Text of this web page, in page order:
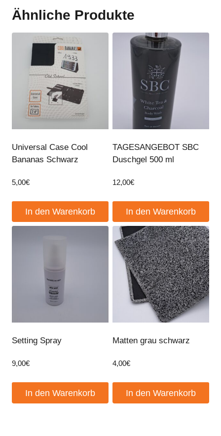
Ähnliche Produkte
Universal Case Cool
Bananas Schwarz
5,00€
In den Warenkorb
TAGESANGEBOT SBC
Duschgel 500 ml
12,00€
In den Warenkorb
Setting Spray
9,00€
In den Warenkorb
Matten grau schwarz
4,00€
In den Warenkorb